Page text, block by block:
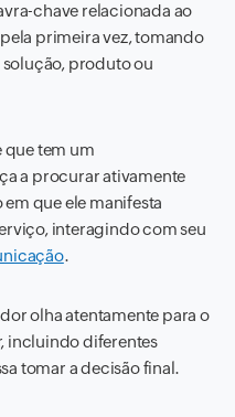
chave relacionada ao
primeira vez, tomando
produto ou
que tem um
a procurar ativamente
que ele manifesta
interagindo com seu
.
olha atentamente para o
incluindo diferentes
tomar a decisão final.